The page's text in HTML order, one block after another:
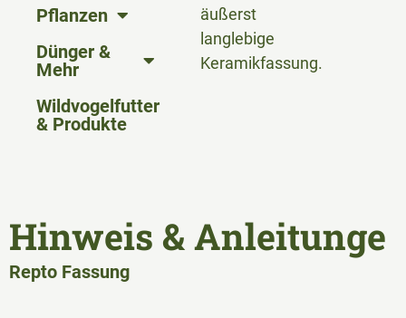
Pflanzen
Dünger &
Mehr
Wildvogelfutter
& Produkte
äußerst
langlebige
Keramikfassung.
Hinweis & Anleitunge
Repto Fassung